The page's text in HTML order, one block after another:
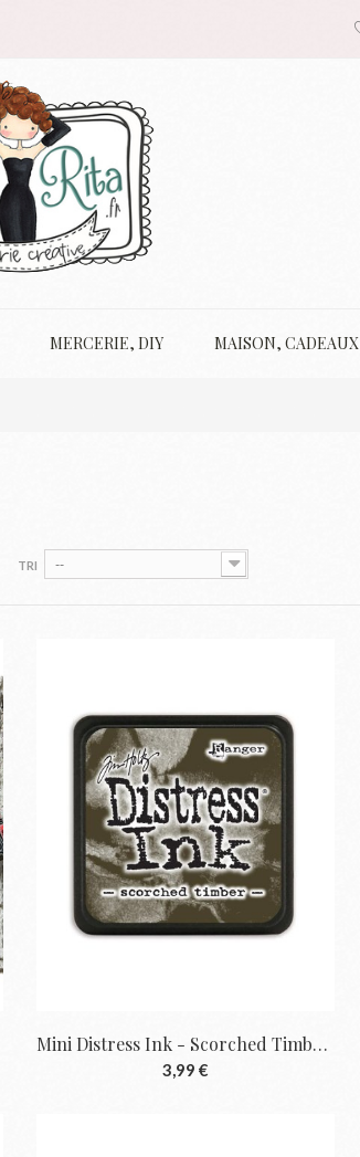
MERCERIE, DIY MAISON, CADEAUX
TRI --
Mini Distress Ink - Scorched Timber De Tim...
3,99 €